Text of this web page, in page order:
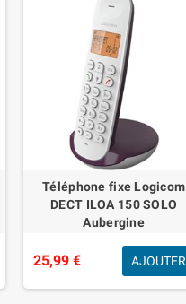
Téléphone fixe Logicom
DECT ILOA 150 SOLO
Aubergine
25,99 € AJOUTER